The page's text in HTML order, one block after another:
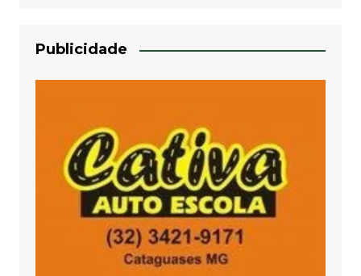
Publicidade